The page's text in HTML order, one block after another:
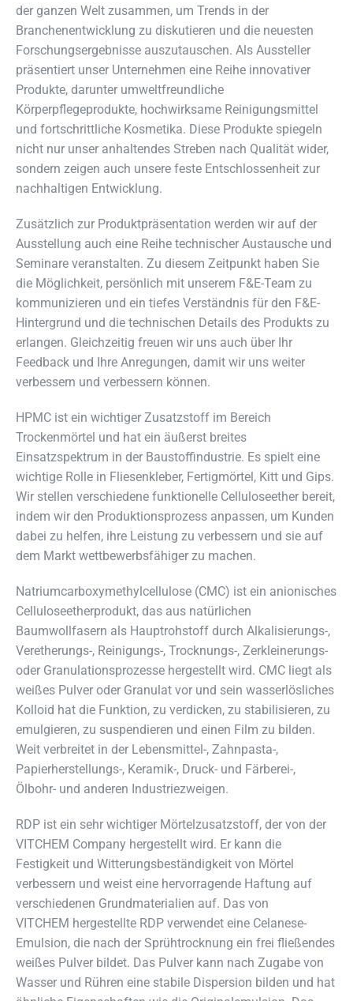
der ganzen Welt zusammen, um Trends in der
Branchenentwicklung zu diskutieren und die neuesten
Forschungsergebnisse auszutauschen. Als Aussteller
präsentiert unser Unternehmen eine Reihe innovativer
Produkte, darunter umweltfreundliche
Körperpflegeprodukte, hochwirksame Reinigungsmittel
und fortschrittliche Kosmetika. Diese Produkte spiegeln
nicht nur unser anhaltendes Streben nach Qualität wider,
sondern zeigen auch unsere feste Entschlossenheit zur
nachhaltigen Entwicklung.
Zusätzlich zur Produktpräsentation werden wir auf der
Ausstellung auch eine Reihe technischer Austausche und
Seminare veranstalten. Zu diesem Zeitpunkt haben Sie
die Möglichkeit, persönlich mit unserem F&E-Team zu
kommunizieren und ein tiefes Verständnis für den F&E-
Hintergrund und die technischen Details des Produkts zu
erlangen. Gleichzeitig freuen wir uns auch über Ihr
Feedback und Ihre Anregungen, damit wir uns weiter
verbessern und verbessern können.
HPMC ist ein wichtiger Zusatzstoff im Bereich
Trockenmörtel und hat ein äußerst breites
Einsatzspektrum in der Baustoffindustrie. Es spielt eine
wichtige Rolle in Fliesenkleber, Fertigmörtel, Kitt und Gips.
Wir stellen verschiedene funktionelle Celluloseether bereit,
indem wir den Produktionsprozess anpassen, um Kunden
dabei zu helfen, ihre Leistung zu verbessern und sie auf
dem Markt wettbewerbsfähiger zu machen.
Natriumcarboxymethylcellulose (CMC) ist ein anionisches
Celluloseetherprodukt, das aus natürlichen
Baumwollfasern als Hauptrohstoff durch Alkalisierungs-,
Veretherungs-, Reinigungs-, Trocknungs-, Zerkleinerungs-
oder Granulationsprozesse hergestellt wird. CMC liegt als
weißes Pulver oder Granulat vor und sein wasserlösliches
Kolloid hat die Funktion, zu verdicken, zu stabilisieren, zu
emulgieren, zu suspendieren und einen Film zu bilden.
Weit verbreitet in der Lebensmittel-, Zahnpasta-,
Papierherstellungs-, Keramik-, Druck- und Färberei-,
Ölbohr- und anderen Industriezweigen.
RDP ist ein sehr wichtiger Mörtelzusatzstoff, der von der
VITCHEM Company hergestellt wird. Er kann die
Festigkeit und Witterungsbeständigkeit von Mörtel
verbessern und weist eine hervorragende Haftung auf
verschiedenen Grundmaterialien auf. Das von
VITCHEM hergestellte RDP verwendet eine Celanese-
Emulsion, die nach der Sprühtrocknung ein frei fließendes
weißes Pulver bildet. Das Pulver kann nach Zugabe von
Wasser und Rühren eine stabile Dispersion bilden und hat